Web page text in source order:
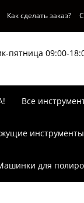
Как сделать заказ?
пятница 09:00-
Все
инструменты
для